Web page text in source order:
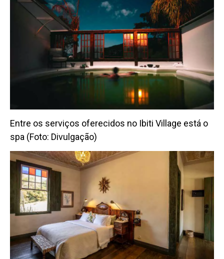
Entre os serviços oferecidos no Ibiti Village está o
spa (Foto: Divulgação)